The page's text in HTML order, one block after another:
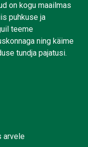
on kogu maailmas
puhkuse ja
teeme
ning käime
tundja pajatusi.
arvele